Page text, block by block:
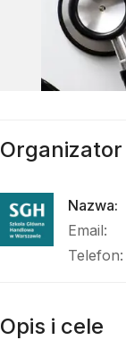
Organizator
Nazwa:
Email:
Telefon:
Opis i cele